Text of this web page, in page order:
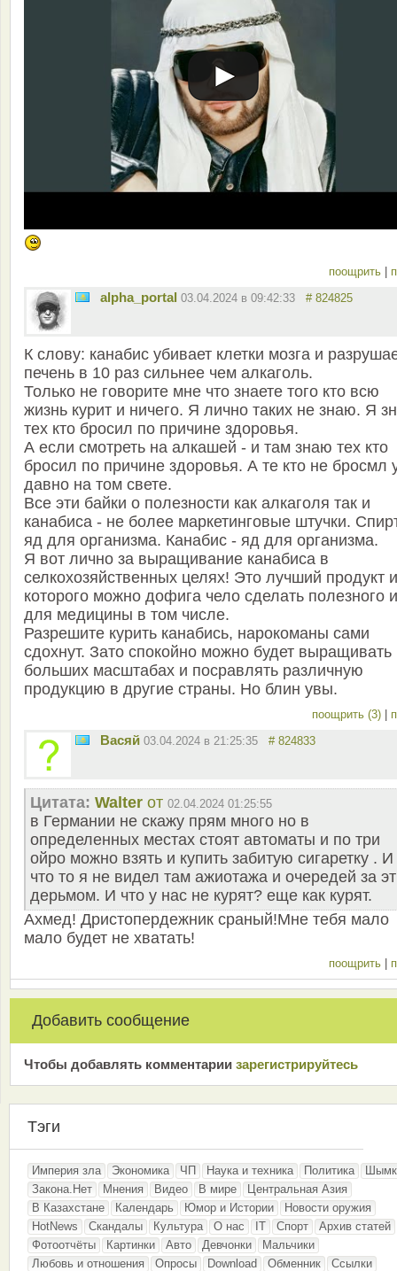
поощрить |
alpha_portal 03.04.2024 в 09:42:33 # 824825
К слову: канабис убивает клетки мозга и
печень в 10 раз сильнее чем алкаголь.
Только не говорите мне что знаете того кто всю
жизнь курит и ничего. Я лично таких не знаю. Я
тех кто бросил по причине здоровья.
А если смотреть на алкашей - и там знаю тех кто
бросил по причине здоровья. А те кто не бросмл
давно на том свете.
Все эти байки о полезности как алкаголя так и
канабиса - не более маркетинговые штучки.
яд для организма. Канабис - яд для организма.
Я вот лично за выращивание канабиса в
селкохозяйственных целях! Это лучший продукт
которого можно дофига чело сделать полезного и
для медицины в том числе.
Разрешите курить канабись, нарокоманы сами
сдохнут. Зато спокойно можно будет выращивать
больших масштабах и посравлять различную
продукцию в другие страны. Но блин увы.
поощрить (3) |
Васяй 03.04.2024 в 21:25:35 # 824833
Цитата: Walter от 02.04.2024 01:25:55
в Германии не скажу прям много но в
определенных местах стоят автоматы и по три
ойро можно взять и купить забитую сигаретку . И
что то я не видел там ажиотажа и очередей за
дерьмом. И что у нас не курят? еще как курят.
Ахмед! Дристопердежник сраный!Мне тебя мало
мало будет не хватать!
поощрить |
Добавить сообщение
Чтобы добавлять комментарии зарeгиcтрирyйтeсь
Тэги
Империя зла Экономика ЧП Наука и техника Политика
Закона.Нет
Мнения Видео В мире
Центральная Азия
В Казахстане
Календарь Юмор и Истории
Новости оружия
HotNews
Скандалы Культура О нас IT Спорт
Архив статей
Фотоотчёты
Картинки Авто Девчонки
Мальчики
Любовь и отношения
Опросы Download Обменник
Ссылки